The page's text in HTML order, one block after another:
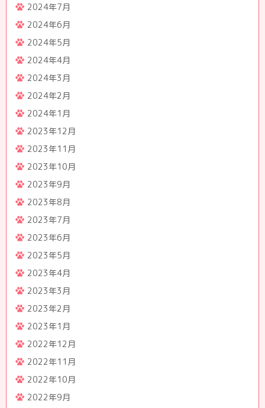
2024年7月
2024年6月
2024年5月
2024年4月
2024年3月
2024年2月
2024年1月
2023年12月
2023年11月
2023年10月
2023年9月
2023年8月
2023年7月
2023年6月
2023年5月
2023年4月
2023年3月
2023年2月
2023年1月
2022年12月
2022年11月
2022年10月
2022年9月